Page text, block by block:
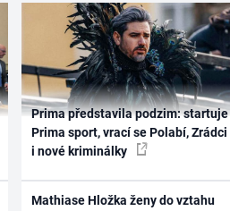
Prima představila podzim: startuje
Prima sport, vrací se Polabí, Zrádci
i nové kriminálky
Mathiase Hložka ženy do vztahu